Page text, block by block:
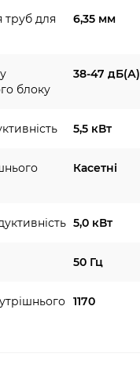
труб для
6,35 мм
блоку
38-47 дБ(А)
5,5 кВт
Касетні
5,0 кВт
50 Гц
1170